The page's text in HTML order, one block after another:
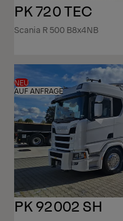
PK 720 TEC
Scania R 500 B8x4NB
NEU
AUF ANFRAGE
PK 92002 SH